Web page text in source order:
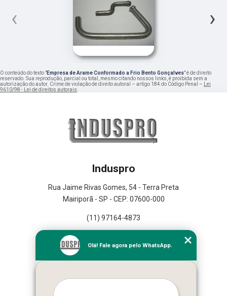
‹ ›
O conteúdo do texto "Empresa de Arame Conformado a Frio Bento Gonçalves" é de direito
reservado. Sua reprodução, parcial ou total, mesmo citando nossos links, é proibida sem a
autorização do autor. Crime de violação de direito autoral – artigo 184 do Código Penal – Lei
9610/98 - Lei de direitos autorais.
Induspro
Rua Jaime Rivas Gomes, 54 - Terra Preta
Mairiporã - SP - CEP: 07600-000
(11) 97164-4873
Empresa
Missão
Olá! Fale agora pelo WhatsApp.